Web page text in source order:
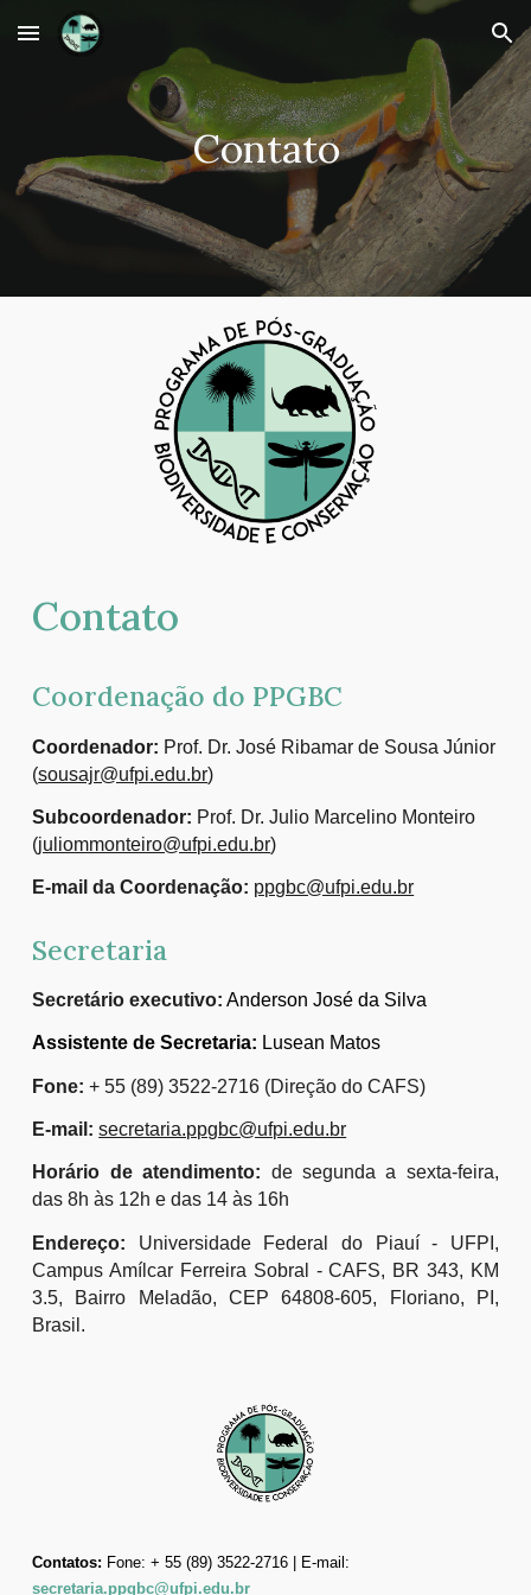
Skip to main content Skip to navigation
Contato
Contato
Coordenação do PPGBC
Coordenador: Prof. Dr.José Ribamar de Sousa Júnior
(sousajr@ufpi.edu.br)
Subcoordenador: Prof. Dr.Julio Marcelino Monteiro
(juliommonteiro@ufpi.edu.br)
E-mail da Coordenação: ppgbc@ufpi.edu.br
Secretaria
Secretário executivo: Anderson José da Silva
Assistente de Secretaria: Lusean Matos
Fone: + 55 (89) 3522-2716 (Direção do CAFS)
E-mail: secretaria.ppgbc@ufpi.edu.br
Horário de atendimento: de segunda a sexta-feira,
das 8h às 12h e das 14 às 16h
Endereço: Universidade Federal do Piauí - UFPI,
Campus Amílcar Ferreira Sobral - CAFS, BR 343, KM
3.5, Bairro Meladão, CEP 64808-605, Floriano, PI,
Brasil.
Contatos: Fone: + 55 (89) 3522-2716 | E-mail:
secretaria.ppgbc@ufpi.edu.br